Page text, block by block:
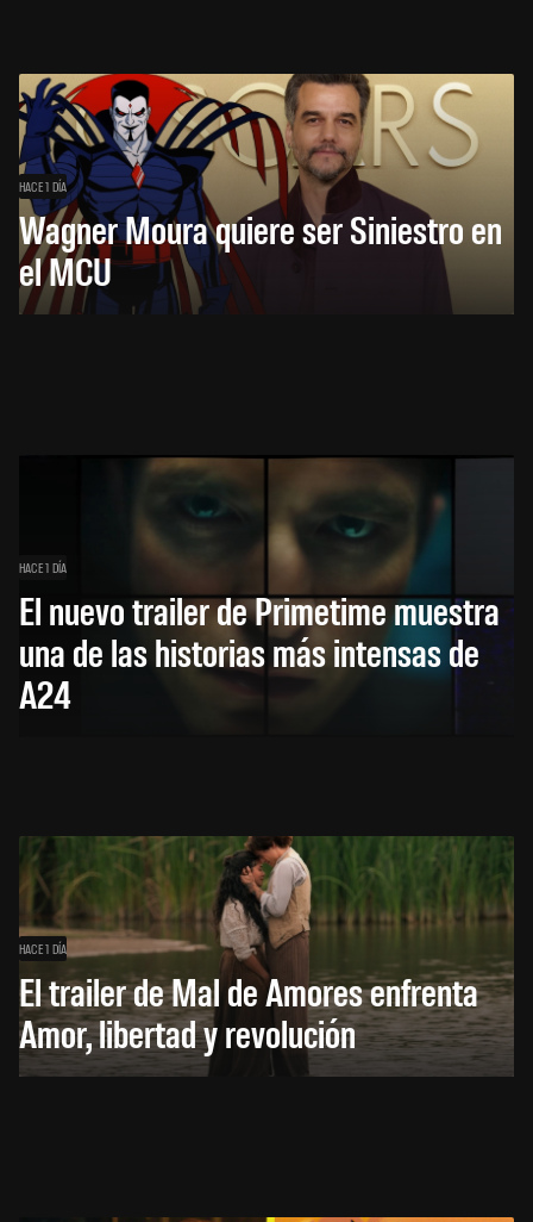
HACE 1 DÍA
Wagner Moura quiere ser Siniestro en
el MCU
HACE 1 DÍA
El nuevo trailer de Primetime muestra
una de las historias más intensas de
A24
HACE 1 DÍA
El trailer de Mal de Amores enfrenta
Amor, libertad y revolución